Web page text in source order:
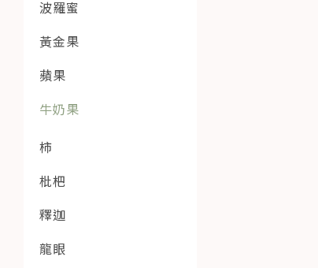
波羅蜜
黃金果
蘋果
牛奶果
柿
枇杷
釋迦
龍眼